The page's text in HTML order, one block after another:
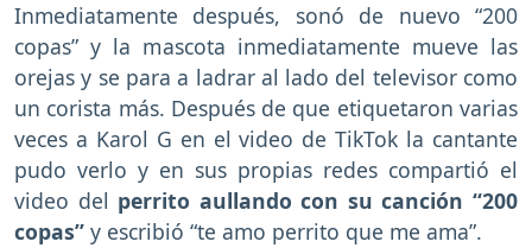
Inmediatamente después, sonó de nuevo “200
copas” y la mascota inmediatamente mueve las
orejas y se para a ladrar al lado del televisor como
un corista más. Después de que etiquetaron varias
veces a Karol G en el video de TikTok la cantante
pudo verlo y en sus propias redes compartió el
video del perrito aullando con su canción “200
copas” y escribió “te amo perrito que me ama”.